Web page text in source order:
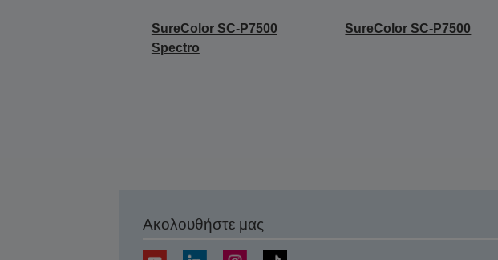
SureColor SC-P7500
Spectro
SureColor SC-P7500
Ακολουθήστε μας